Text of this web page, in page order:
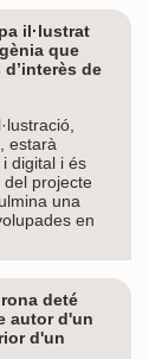
il·lustrat
que
de
estarà
digital i és
projecte
una
en
deté
autor d'un
d'un